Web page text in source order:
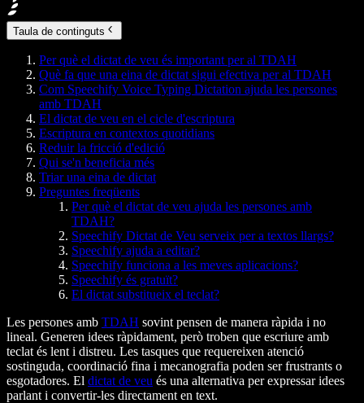
Taula de continguts
Per què el dictat de veu és important per al TDAH
Què fa que una eina de dictat sigui efectiva per al TDAH
Com Speechify Voice Typing Dictation ajuda les persones
amb TDAH
El dictat de veu en el cicle d'escriptura
Escriptura en contextos quotidians
Reduir la fricció d'edició
Qui se'n beneficia més
Triar una eina de dictat
Preguntes freqüents
Per què el dictat de veu ajuda les persones amb
TDAH?
Speechify Dictat de Veu serveix per a textos llargs?
Speechify ajuda a editar?
Speechify funciona a les meves aplicacions?
Speechify és gratuït?
El dictat substitueix el teclat?
Les persones amb TDAH sovint pensen de manera ràpida i no
lineal. Generen idees ràpidament, però troben que escriure amb
teclat és lent i distreu. Les tasques que requereixen atenció
sostinguda, coordinació fina i mecanografia poden ser frustrants o
esgotadores. El dictat de veu és una alternativa per expressar idees
parlant i convertir-les directament en text.